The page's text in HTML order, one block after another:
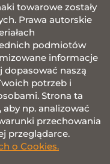
towarowe zostały
Prawa autorskie
podmiotów
informacje
dopasować naszą
potrzeb i
Strona ta
np. analizować
przechowania
przeglądarce.
o Cookies.